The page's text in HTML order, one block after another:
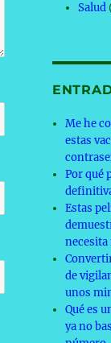
Salud
Me he
estas
Por qué
Estas
necesita
de
unos
Qué es
ya no